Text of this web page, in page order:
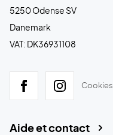
5250 Odense SV
Danemark
VAT: DK36931108
Cookies
Aide et contact